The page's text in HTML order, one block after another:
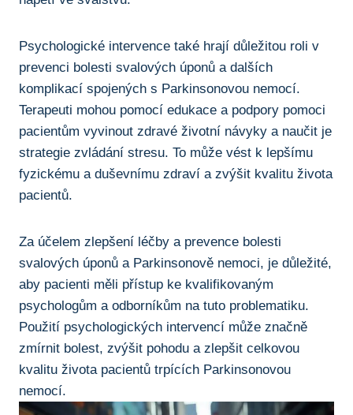
Psychologické intervence ​také hrají ⁤důležitou roli v‌
prevenci ‍bolesti svalových úponů a dalších
komplikací spojených ⁤s Parkinsonovou‌ nemocí.
Terapeuti mohou pomocí ⁤edukace⁣ a podpory pomoci‍
pacientům vyvinout zdravé ⁢životní návyky a naučit je
strategie zvládání stresu. To ‌může vést k‌ lepšímu‌
fyzickému‌ a duševnímu zdraví a zvýšit kvalitu života
pacientů.
Za účelem ‍zlepšení léčby a prevence bolesti⁢
svalových úponů a Parkinsonově nemoci, je důležité,
aby pacienti měli přístup ⁤ke kvalifikovaným
psychologům ⁣a odborníkům na tuto problematiku.‌
Použití psychologických intervencí⁤ může značně
zmírnit bolest, ​zvýšit pohodu a zlepšit celkovou
kvalitu života pacientů trpících Parkinsonovou
nemocí.